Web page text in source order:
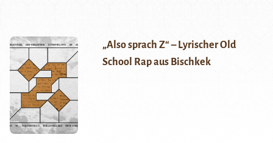
„Also sprach Z“ – Lyrischer Old
School Rap aus Bischkek